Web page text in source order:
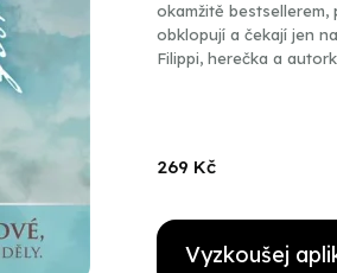
okamžitě
obklopují a čekají jen
Filippi, herečka a
269 Kč
Vyzkoušej